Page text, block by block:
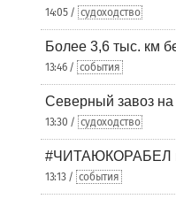
14:05 / судоходство
Более 3,6 тыс. км
13:46 / события
Северный завоз на
13:30 / судоходство
#ЧИТАЮКОРАБЕЛ
13:13 / события